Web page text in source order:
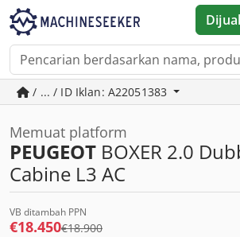
Dijual
/ ... / ID Iklan: A22051383
Memuat platform
PEUGEOT BOXER 2.0
Cabine L3 AC
VB ditambah PPN
€18.450€18.900